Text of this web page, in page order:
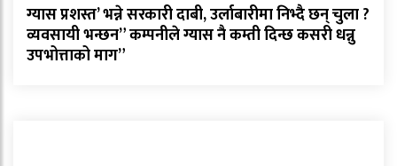
ग्यास प्रशस्त’ भन्ने सरकारी दाबी, उर्लाबारीमा निभ्दै छन् चुला ?
व्यवसायी भन्छन” कम्पनीले ग्यास नै कम्ती दिन्छ कसरी धन्नु
उपभोत्ताको माग”